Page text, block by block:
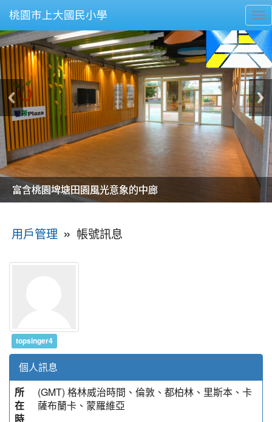
桃園市上大國民小學
美麗的操場是我們活力的來源
美麗的操場是我們活力的來源
煥然一新的小司令台
煥然一新的小司令台
富含桃園埤塘田園風光意象的中廊
富含桃園埤塘田園風光意象的中廊
嶄新的中庭廣場
嶄新的中庭廣場
水生池生生不息
水生池生生不息
用戶管理 » 帳號訊息
topsinger4
個人訊息
所
在
時
(GMT) 格林威治時間、倫敦、都柏林、里斯本、卡
薩布蘭卡、蒙羅維亞